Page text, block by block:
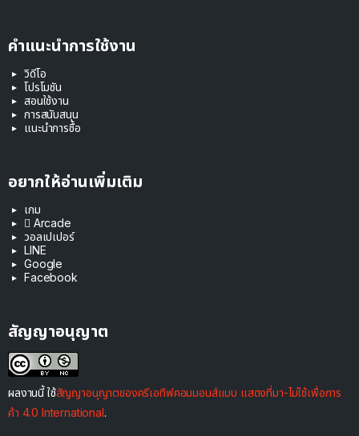
คำแนะนำการใช้งาน
วิดีโอ
โปรโมชัน
สอนใช้งาน
การสนับสนุน
แนะนำการซื้อ
อยากให้อ่านเพิ่มเติม
เกม
 Arcade
วอลเปเปอร์
LINE
Google
Facebook
สัญญาอนุญาต
ผลงานนี้ ใช้สัญญาอนุญาตของครีเอทีฟคอมมอนส์แบบ แสดงที่มา-ไม่ใช้เพื่อการ
ค้า 4.0 International.